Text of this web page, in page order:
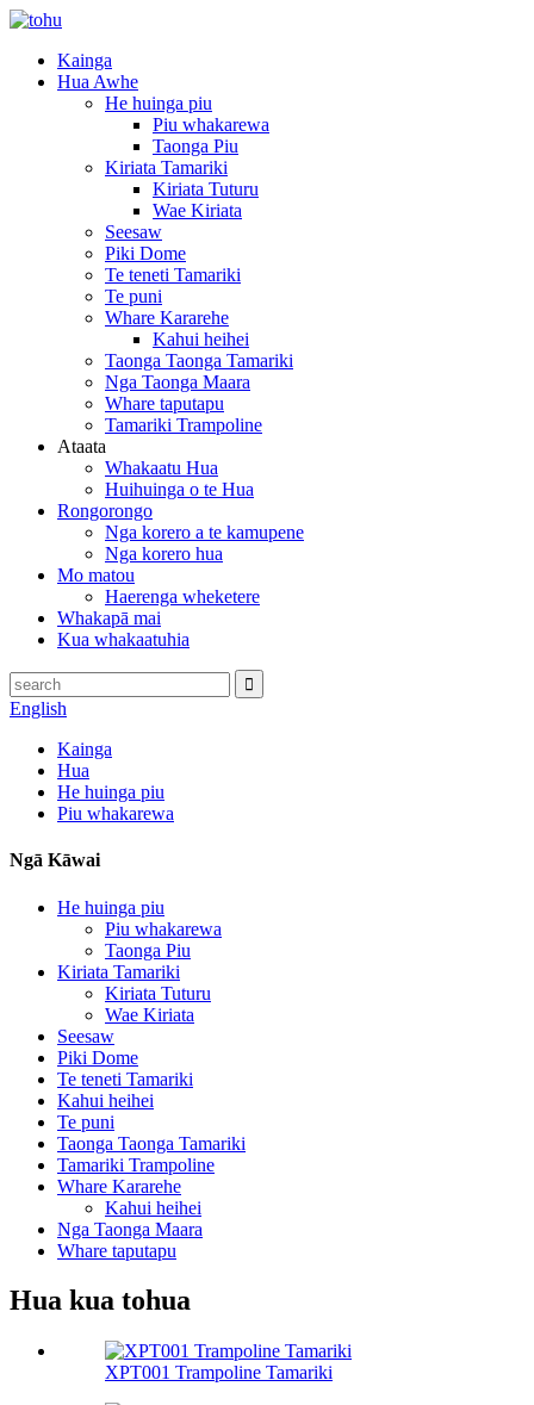
Kainga
Hua Awhe
He huinga piu
Piu whakarewa
Taonga Piu
Kiriata Tamariki
Kiriata Tuturu
Wae Kiriata
Seesaw
Piki Dome
Te teneti Tamariki
Te puni
Whare Kararehe
Kahui heihei
Taonga Taonga Tamariki
Nga Taonga Maara
Whare taputapu
Tamariki Trampoline
Ataata
Whakaatu Hua
Huihuinga o te Hua
Rongorongo
Nga korero a te kamupene
Nga korero hua
Mo matou
Haerenga wheketere
Whakapā mai
Kua whakaatuhia
English
Kainga
Hua
He huinga piu
Piu whakarewa
Ngā Kāwai
He huinga piu
Piu whakarewa
Taonga Piu
Kiriata Tamariki
Kiriata Tuturu
Wae Kiriata
Seesaw
Piki Dome
Te teneti Tamariki
Kahui heihei
Te puni
Taonga Taonga Tamariki
Tamariki Trampoline
Whare Kararehe
Kahui heihei
Nga Taonga Maara
Whare taputapu
Hua kua tohua
XPT001 Trampoline Tamariki